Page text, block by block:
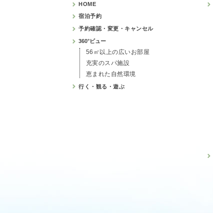
HOME
宿泊予約
予約確認・変更・キャンセル
360°ビュー
56㎡以上の広いお部屋
充実のスパ施設
恵まれた自然環境
行く・観る・遊ぶ